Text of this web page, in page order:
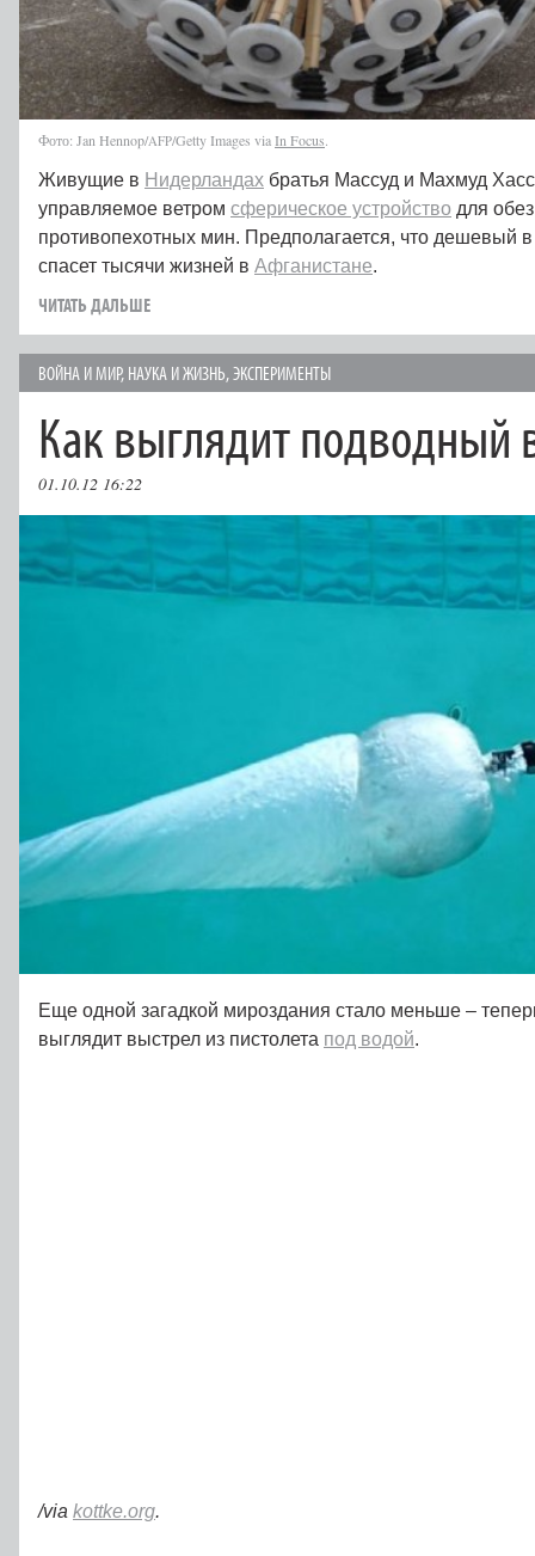
Фото: Jan Hennop/AFP/Getty Images viaIn Focus
Живущие в Нидерландах братья Массуд и Махмуд
управляемое ветром сферическое устройство для
противопехотных мин. Предполагается, что дешевый в
спасет тысячи жизней в Афганистане.
ЧИТАТЬ ДАЛЬШЕ
ВОЙНА И МИР, НАУКА И ЖИЗНЬ,ЭКСПЕРИМЕНТЫ
Как выглядит подводный
01.10.12 16:22
Еще одной загадкой мироздания стало меньше –
выглядит выстрел из пистолета под водой.
/via kottke.org.